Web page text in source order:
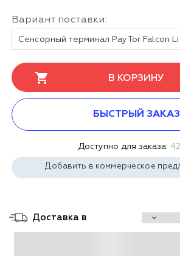
Вариант поставки:
В КОРЗИНУ
БЫСТРЫЙ ЗАКАЗ
Доступно для заказа:
Добавить в коммерческое
Доставка в